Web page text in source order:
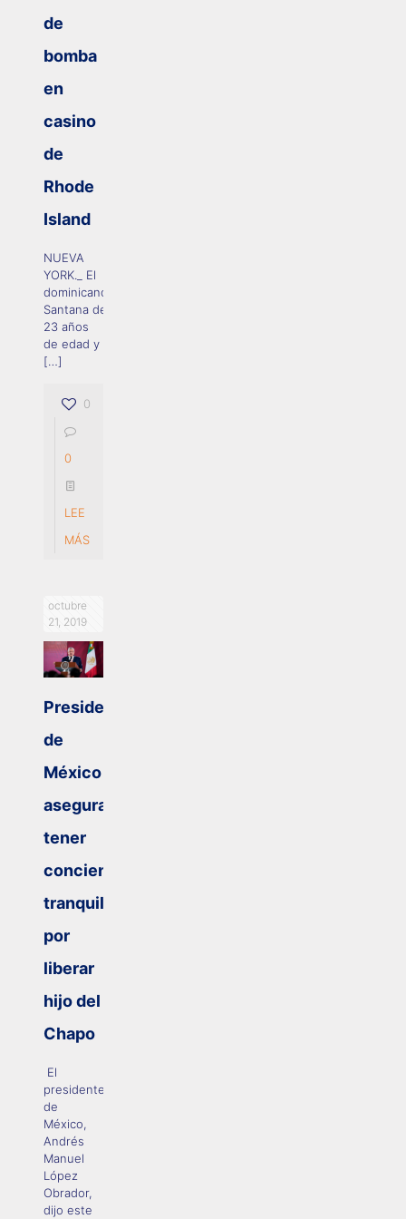
de
bomba
en
casino
de
Rhode
Island
NUEVA
YORK._ El
dominicano Julio
Santana de
23 años
de edad y
[…]
0
0
LEE
MÁS
octubre
21, 2019
Presidente
de
México
asegura
tener
conciencia
tranquila
por
liberar
hijo del
Chapo
El
presidente
de
México,
Andrés
Manuel
López
Obrador,
dijo este